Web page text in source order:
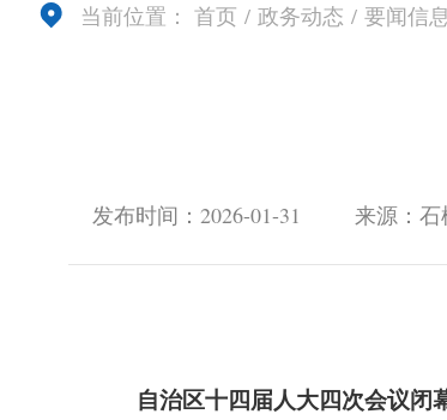
当前位置： 首页 / 政务动态 / 要闻信
发布时间：2026-01-31 来源：
自治区十四届人大四次会议闭